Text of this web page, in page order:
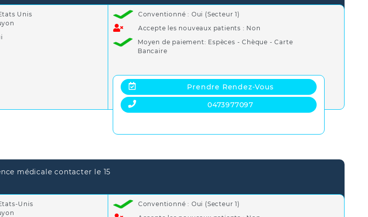
Unis
Conventionné : Oui (Secteur 1)
Accepte les nouveaux patients : Non
Moyen de paiement: Espèces - Chèque - Carte
Bancaire
Prendre Rendez-Vous
0473977097
médicale contacter le 15
Unis
Conventionné : Oui (Secteur 1)